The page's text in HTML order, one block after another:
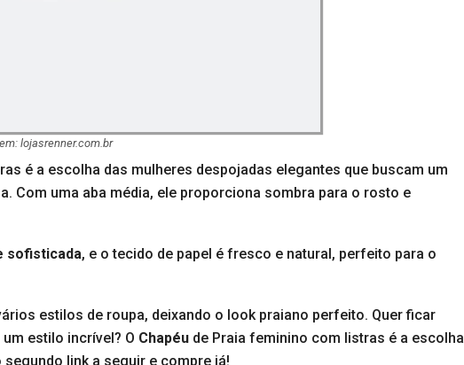
lojasrenner.com.br
é a escolha das mulheres despojadas elegantes que buscam um
Com uma aba média, ele proporciona sombra para o rosto e
sofisticada, e o tecido de papel é fresco e natural, perfeito para o
estilos de roupa, deixando o look praiano perfeito. Quer ficar
estilo incrível? O Chapéu de Praia feminino com listras é a escolha
segundo link a seguir e compre já!